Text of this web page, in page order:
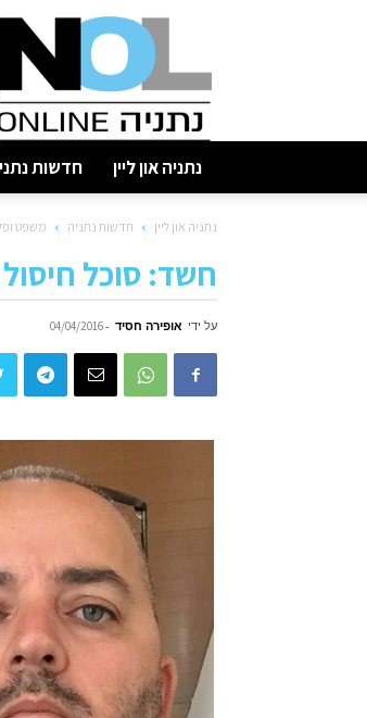
נתניה
נתניה און ליין חדשות
נתניה און ליין חדשות נתניה משפט
חשד: סוכל
על ידי אופירה חסיד -
04/04/2016